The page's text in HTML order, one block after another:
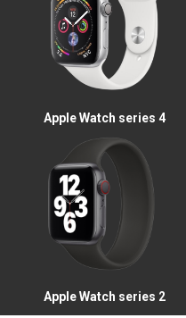
Apple Watch series 4
Apple Watch series 2